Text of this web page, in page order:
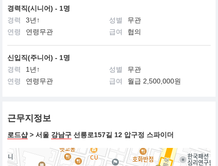
경력직(시니어) - 1명
경력
3년↑ 성별
무관
연령
연령무관 급여 협의
신입직(주니어) - 1명
경력
1년↑ 성별
무관
연령
연령무관 급여 월급 2,500,000원
근무지정보
로드샵> 서울 강남구 선릉로157길 12 압구정 스파이더